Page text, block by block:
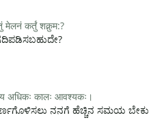
मेलनं कर्तुं शक्नुम:?
अधिकः कालः आवश्यकः।
ನನಗೆ ಹೆಚ್ಚಿನ ಸಮಯ ಬೇಕು